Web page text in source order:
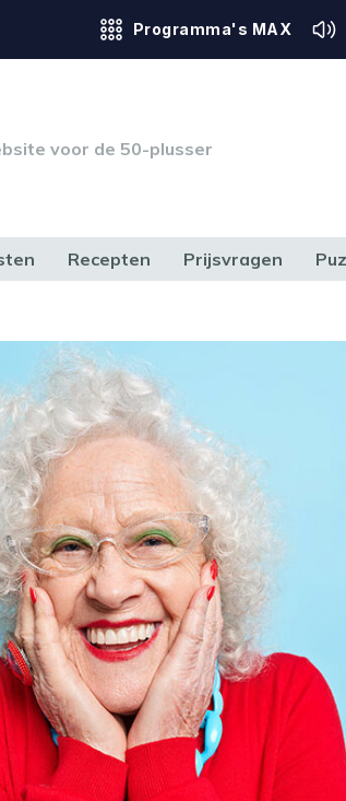
Programma's MAX
voor de 50-plusser
Recepten Prijsvragen